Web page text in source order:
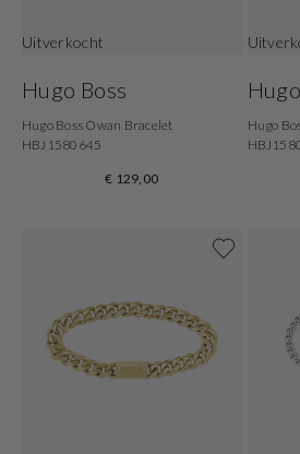
Uitverkocht
Hugo Boss
Hugo Boss Owan Bracelet
HBJ1580645
€ 129,00
Hugo